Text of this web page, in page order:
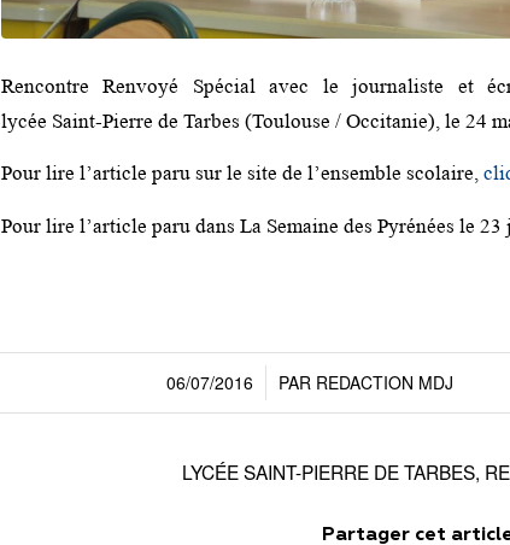
Rencontre Renvoyé Spécial avec le journaliste et
lycée Saint-Pierre de Tarbes (Toulouse / Occitanie), le 24
Pour lire l’article paru sur le site de l’ensemble scolaire,
Pour lire l’article paru dans La Semaine des Pyrénées le
06/07/2016
/ PAR REDACTION MDJ
LYCÉE SAINT-PIERRE DE TARBES,
Partager cet